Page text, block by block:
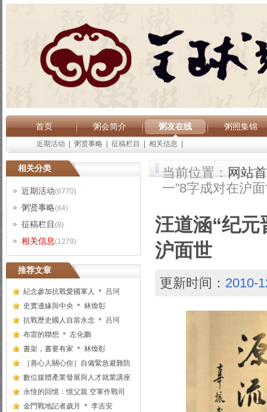
首页 粥会简介 粥友在线 粥照集锦
近期活动 粥贤事略 征稿栏目 相关信息
相关分类
近期活动(6770)
粥贤事略(64)
征稿栏目 (8)
相关信息(1279)
推荐文章
紀念參加抗戰愛國軍人 ＊ 吕珂
史實邊緣與中央 ＊ 林煥彰
抗戰歷史國人自當永念 ＊ 吕珂
布雷的聯想 ＊ 左化鵬
書架，書要有家 ＊ 林煥彰
［善心人關心你］自備緊急避難防
數位媒體產業發展與人才就業講座
永恆的回憶：憶父親 空軍作戰司
金門戰地記者歲月 ＊ 李吉安
当前位置：网站
一”8字成对在沪
汪道涵“纪元
沪面世
更新时间： 2010-